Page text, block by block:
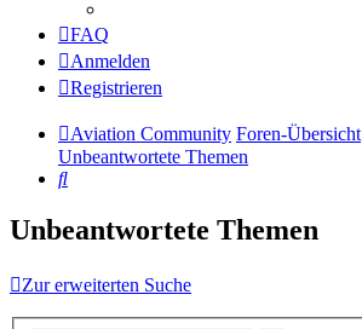
FAQ
Anmelden
Registrieren
Aviation Community Foren-Übersicht
Unbeantwortete Themen
Suche
Unbeantwortete Themen
Zur erweiterten Suche